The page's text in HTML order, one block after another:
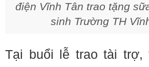
điện Vĩnh Tân trao tặng
sinh Trường TH
Tại buổi lễ trao tài trợ,